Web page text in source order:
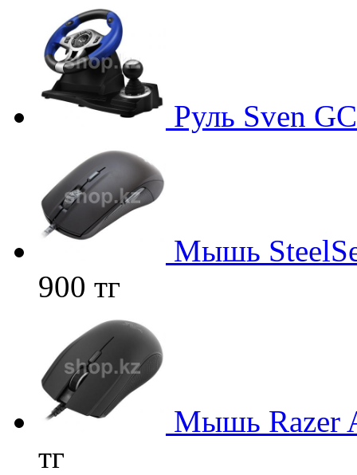
Руль Sven
Мышь
900 тг
Мышь Razer
тг